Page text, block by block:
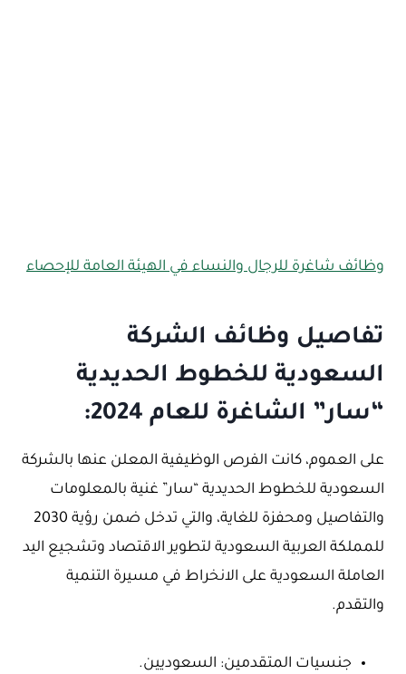
وظائف شاغرة للرجال والنساء في الهيئة العامة للإحصاء
تفاصيل وظائف الشركة
السعودية للخطوط الحديدية
“سار” الشاغرة للعام 2024:
على العموم، كانت الفرص الوظيفية المعلن عنها بالشركة
السعودية للخطوط الحديدية “سار” غنية بالمعلومات
والتفاصيل ومحفزة للغاية، والتي تدخل ضمن رؤية 2030
للمملكة العربية السعودية لتطوير الاقتصاد وتشجيع اليد
العاملة السعودية على الانخراط في مسيرة التنمية
والتقدم.
جنسيات المتقدمين: السعوديين.